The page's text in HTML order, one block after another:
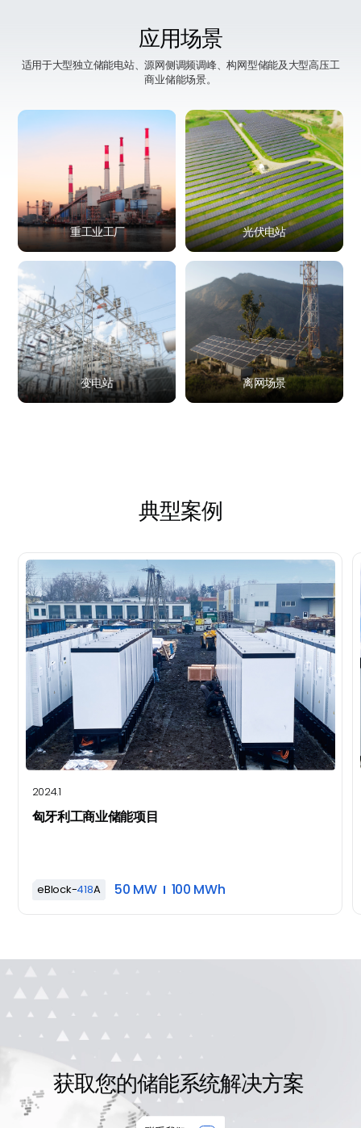
≥90%
<80db
100% DOD
≤2000m
LAN
热管理方式 液冷 (电池)
交流电流失真率 <3%
认证
IEC 62619 IEC63056,IEC 62477,
IEC 61000EN 50549 VDE 4110/,
4120 CEI 0-16 UN 38.3
PCS DATA PCS/PCS-2000G2
系统额定效率 ≥98%
LAN
防护等级 IP65
尺寸 (W*D*H) 630mm*1050mm*250mm
冷却方式 风冷
重量 110kg
工作温度 -40°C~60°C
认证
IEC 62477, IEC 61000EN 50549,
VDE 4110/4120 CEI0-16
交流额定功率
交流额定电流 180A
Yes
应用场景
适用于大型独立储能电站、源网侧调频调峰、构网型储能及大型高压工
商业储能场景。
重工业工厂 光伏电站
变电站 离网场景
典型案例
2024.1
匈牙利工商业储能项目
eBlock-418A 50 MW 100 MWh
获取您的储能系统解决方案